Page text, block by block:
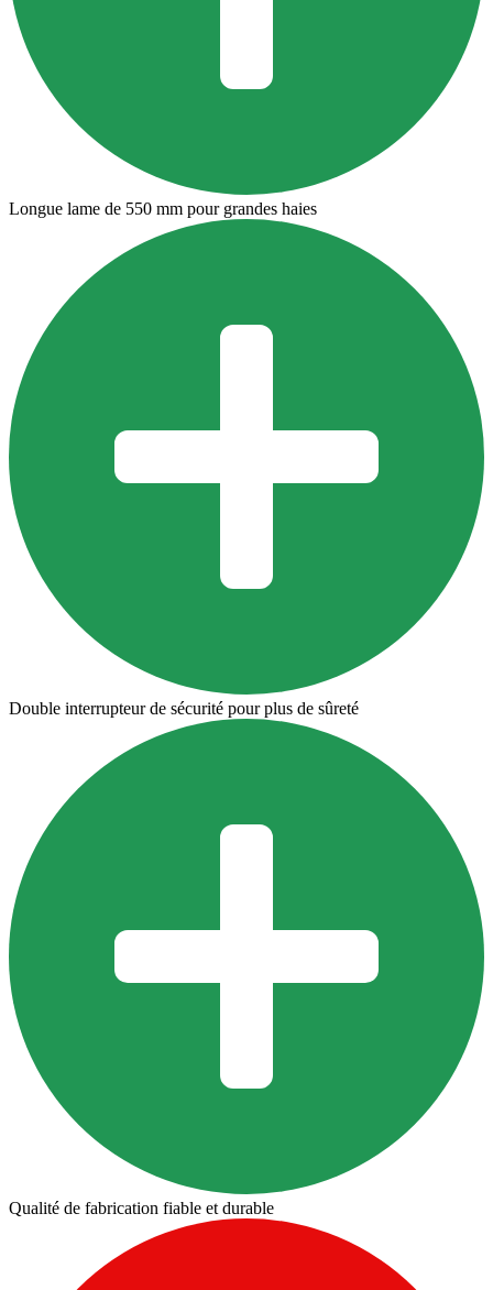
Longue lame de 550 mm pour grandes haies
Double interrupteur de sécurité pour plus de sûreté
Qualité de fabrication fiable et durable